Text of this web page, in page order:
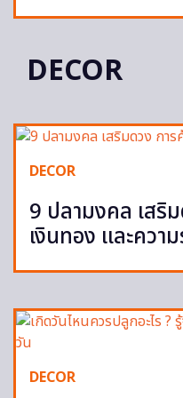
DECOR
DECOR
9 ปลามงคล เสริ
เงินทอง และควา
DECOR